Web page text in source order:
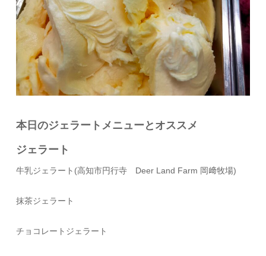
本日のジェラートメニューとオススメ
ジェラート
牛乳ジェラート(高知市円行寺 Deer Land Farm 岡﨑牧場)
抹茶ジェラート
チョコレートジェラート